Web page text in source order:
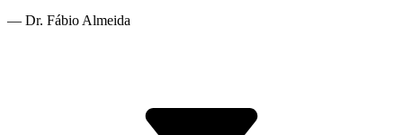
— Dr. Fábio Almeida